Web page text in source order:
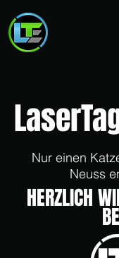
Nur einen
Neuss
HERZLICH